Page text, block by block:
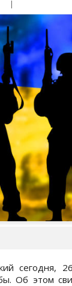
|
сегодня,
Об этом